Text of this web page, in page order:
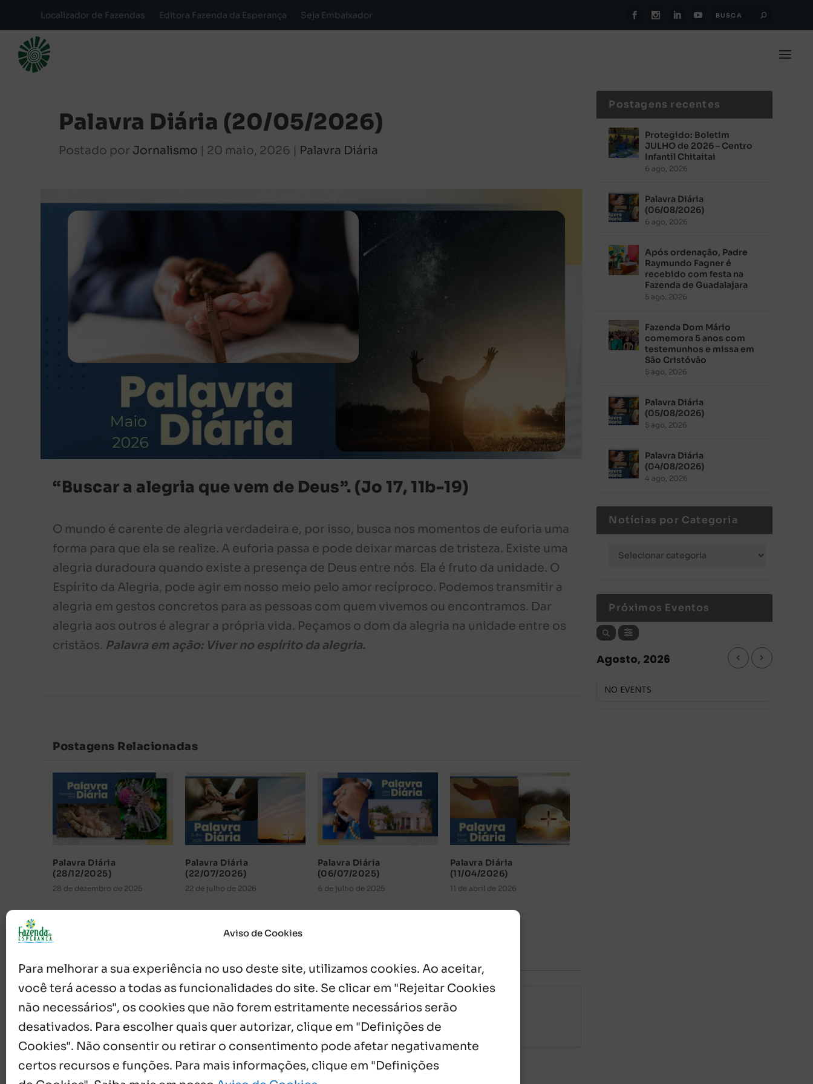
Aviso de Cookies
Para melhorar a sua experiência no uso deste site, utilizamos cookies. Ao aceitar,
você terá acesso a todas as funcionalidades do site. Se clicar em "Rejeitar Cookies
não necessários", os cookies que não forem estritamente necessários serão
desativados. Para escolher quais quer autorizar, clique em "Definições de
Cookies". Não consentir ou retirar o consentimento pode afetar negativamente
certos recursos e funções. Para mais informações, clique em "Definições
Localizador de Fazendas Editora Fazenda da Esperança Seja Embaixador
Palavra Diária (20/05/2026)
Postado por Jornalismo | 20 maio, 2026 | Palavra Diária
“Buscar a alegria que vem de Deus”. (Jo 17, 11b-19)
O mundo é carente de alegria verdadeira e, por isso, busca nos momentos de euforia uma
forma para que ela se realize. A euforia passa e pode deixar marcas de tristeza. Existe uma
alegria duradoura quando existe a presença de Deus entre nós. Ela é fruto da unidade. O
Espírito da Alegria, pode agir em nosso meio pelo amor recíproco. Podemos transmitir a
alegria em gestos concretos para as pessoas com quem vivemos ou encontramos. Dar
alegria aos outros é alegrar a própria vida. Peçamos o dom da alegria na unidade entre os
cristãos. Palavra em ação: Viver no espírito da alegria.
Postagens Relacionadas
Palavra Diária
(28/12/2025)
28 de dezembro de 2025
Palavra Diária
(22/07/2026)
22 de julho de 2026
Palavra Diária
(06/07/2025)
6 de julho de 2025
Palavra Diária
(11/04/2026)
11 de abril de 2026
Postagens recentes
Protegido: Boletim
JULHO de 2026 – Centro
Infantil Chitaitai
6 ago, 2026
Palavra Diária
(06/08/2026)
6 ago, 2026
Após ordenação, Padre
Raymundo Fagner é
recebido com festa na
Fazenda de Guadalajara
5 ago, 2026
Fazenda Dom Mário
comemora 5 anos com
testemunhos e missa em
São Cristóvão
5 ago, 2026
Palavra Diária
(05/08/2026)
5 ago, 2026
Palavra Diária
(04/08/2026)
4 ago, 2026
Notícias por Categoria
Próximos Eventos
Agosto, 2026
NO EVENTS